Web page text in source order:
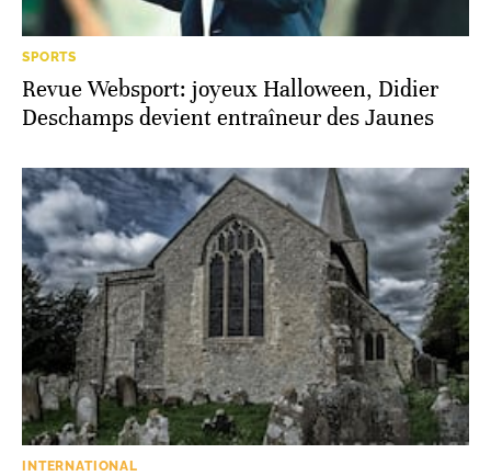
SPORTS
Revue Websport: joyeux Halloween, Didier
Deschamps devient entraîneur des Jaunes
INTERNATIONAL